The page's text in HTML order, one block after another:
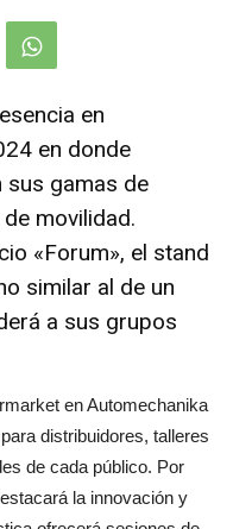
en
en donde
sus gamas de
movilidad.
«Forum», el stand
similar al de un
a sus grupos
en Automechanika
distribuidores, talleres
de cada público. Por
la innovación y